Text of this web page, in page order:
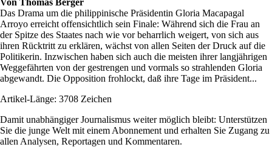
Das Drama um die philippinische Präsidentin Gloria Macapagal
Arroyo erreicht offensichtlich sein Finale: Während sich die Frau an
der Spitze des Staates nach wie vor beharrlich weigert, von sich aus
ihren Rücktritt zu erklären, wächst von allen Seiten der Druck auf die
Politikerin. Inzwischen haben sich auch die meisten ihrer langjährigen
Weggefährten von der gestrengen und vormals so strahlenden Gloria
abgewandt. Die Opposition frohlockt, daß ihre Tage im Präsident...
Artikel-Länge: 3708 Zeichen
Damit unabhängiger Journalismus weiter möglich bleibt: Unterstützen
Sie die junge Welt mit einem Abonnement und erhalten Sie Zugang zu
allen Analysen, Reportagen und Kommentaren.